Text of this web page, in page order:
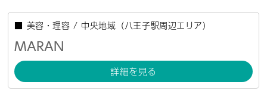
■ 美容・理容 / 中央地域（八王子駅周辺エリア）
MARAN
詳細を見る